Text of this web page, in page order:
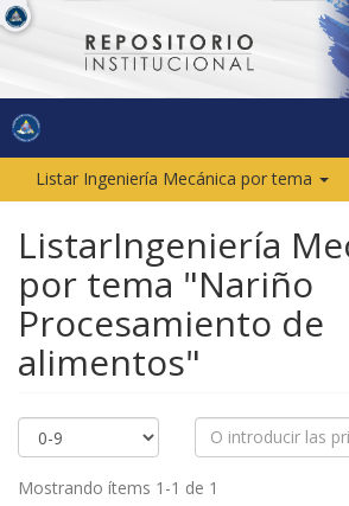
Listar Ingeniería Mecánica por tema
ListarIngeniería
por tema "Nariño
Procesamiento de
alimentos"
Mostrando ítems 1-1 de 1